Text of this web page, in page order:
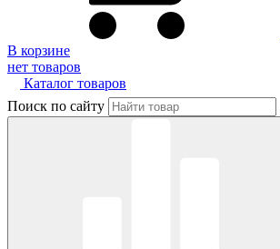
В корзине
нет товаров
Каталог товаров
Поиск по сайту